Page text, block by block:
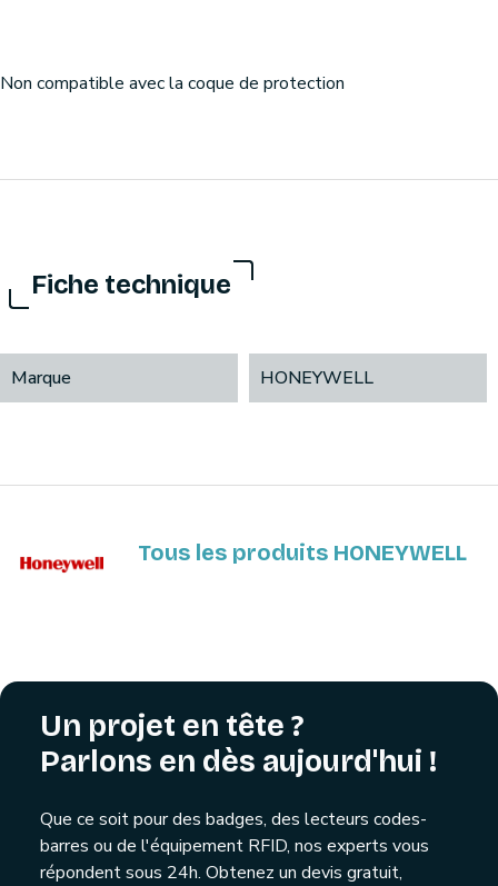
Non compatible avec la coque de protection
Fiche technique
Marque HONEYWELL
Tous les produits HONEYWELL
Un projet en tête ?
Parlons en dès aujourd'hui !
Que ce soit pour des badges, des lecteurs codes-
barres ou de l'équipement RFID, nos experts vous
répondent sous 24h. Obtenez un devis gratuit,